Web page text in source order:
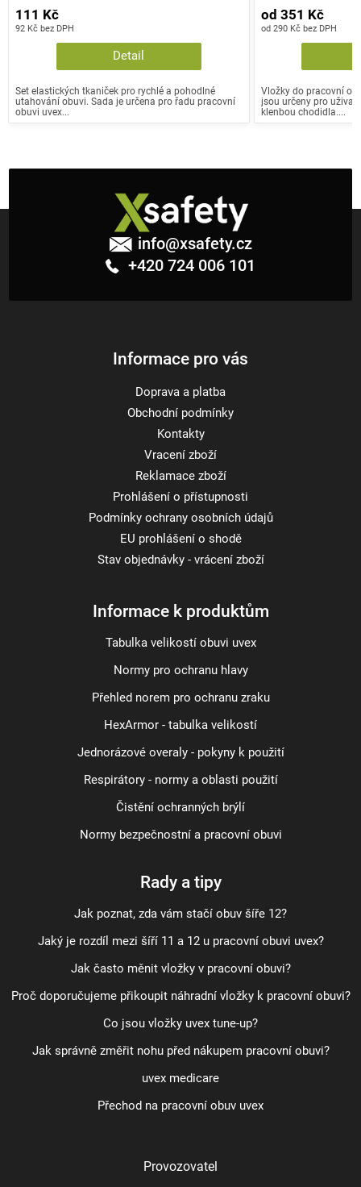
92 Kč bez DPH
111 Kč
Detail
Set elastických tkaniček pro rychlé a pohodlné
utahování obuvi. Sada je určena pro řadu pracovní
obuvi uvex...
od 290 Kč bez DPH
od 351 Kč
Vložky do pracovní
jsou určeny pro
klenbou chodidla....
info@xsafety.cz
+420 724 006 101
Informace pro vás
Doprava a platba
Obchodní podmínky
Kontakty
Vracení zboží
Reklamace zboží
Prohlášení o přístupnosti
Podmínky ochrany osobních údajů
EU prohlášení o shodě
Stav objednávky - vrácení zboží
Informace k produktům
Tabulka velikostí obuvi uvex
Normy pro ochranu hlavy
Přehled norem pro ochranu zraku
HexArmor - tabulka velikostí
Jednorázové overaly - pokyny k použití
Respirátory - normy a oblasti použití
Čistění ochranných brýlí
Normy bezpečnostní a pracovní obuvi
Rady a tipy
Jak poznat, zda vám stačí obuv šíře 12?
Jaký je rozdíl mezi šíří 11 a 12 u pracovní obuvi uvex?
Jak často měnit vložky v pracovní obuvi?
Proč doporučujeme přikoupit náhradní vložky k pracovní obuvi?
Co jsou vložky uvex tune-up?
Jak správně změřit nohu před nákupem pracovní obuvi?
uvex medicare
Přechod na pracovní obuv uvex
Provozovatel